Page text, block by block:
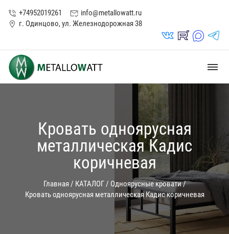
phone_in_talk +74952019261 mark_email_read info@metallowatt.ru
location_on г. Одинцово, ул. Железнодорожная 38
vk_in rutube_in max_s telegrams_in
dehaze
Кровать одноярусная
металлическая Кадис
коричневая
Главная / КАТАЛОГ/ Одноярусные кровати/
Кровать одноярусная металлическая Кадис коричневая